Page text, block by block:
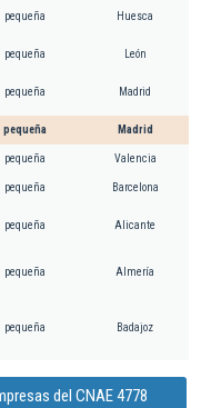
pequeña Huesca
pequeña León
pequeña Madrid
pequeña Madrid
pequeña Valencia
pequeña Barcelona
pequeña Alicante
pequeña Almería
pequeña Badajoz
del CNAE 4778